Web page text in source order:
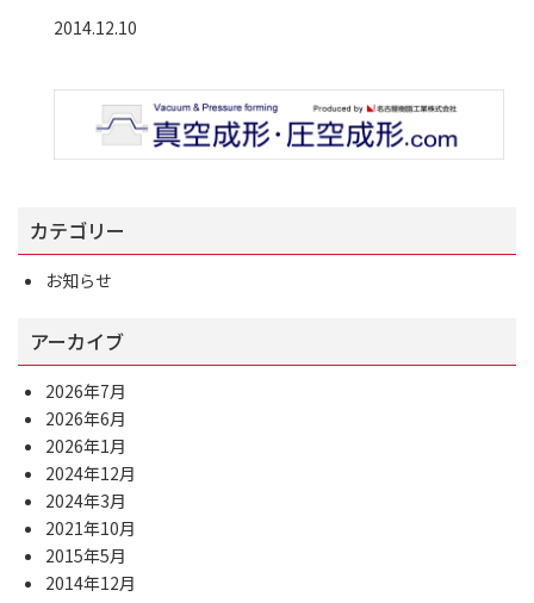
2014.12.10
カテゴリー
お知らせ
アーカイブ
2026年7月
2026年6月
2026年1月
2024年12月
2024年3月
2021年10月
2015年5月
2014年12月